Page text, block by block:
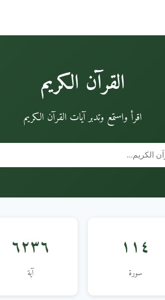
القرآن الكريم
اقرأ واستمع وتدبر آيات القرآن الكريم
١١٤
سورة
٦٢٣٦
آية